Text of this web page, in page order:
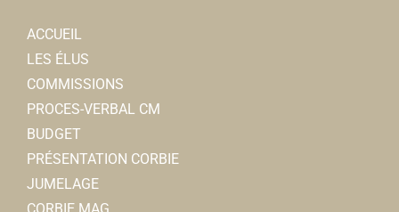
ACCUEIL
LES ÉLUS
COMMISSIONS
PROCES-VERBAL CM
BUDGET
PRÉSENTATION CORBIE
JUMELAGE